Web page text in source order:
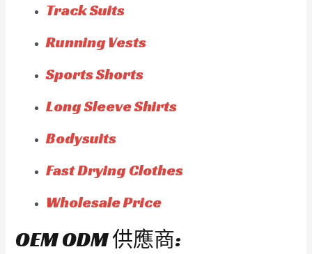
Track Suits
Running Vests
Sports Shorts
Long Sleeve Shirts
Bodysuits
Fast Drying Clothes
Wholesale Price
OEM ODM 供應商: